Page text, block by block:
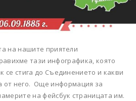
на нашите приятели
тази инфографика, която
се стига до Съединението и какви
от него. Още информация за
на фейсбук страницата им.